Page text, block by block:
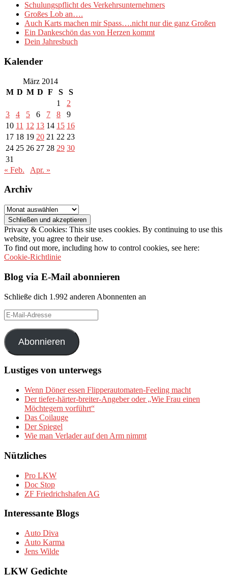
Schulungspflicht des Verkehrsunternehmers
Großes Lob an….
Auch Karts machen mir Spass….nicht nur die ganz Großen
Ein Dankeschön das von Herzen kommt
Dein Jahresbuch
Kalender
März 2014
M D M D F S
S
1
2
3
4 5 6 7 8
9
10 11 12 13 14 15 16
17 18 19 20 21 22 23
24 25 26 27 28 29 30
31
« Feb.
Apr. »
Archiv
Archiv
Privacy & Cookies: This site uses cookies. By continuing to use this
website, you agree to their use.
To find out more, including how to control cookies, see here:
Cookie-Richtlinie
Blog via E-Mail abonnieren
Schließe dich 1.992 anderen Abonnenten an
E-
Mail-
Adresse
Abonnieren
Lustiges von unterwegs
Wenn Döner essen Flipperautomaten-Feeling macht
Der tiefer-härter-breiter-Angeber oder „Wie Frau einen
Möchtegern vorführt“
Das Coilauge
Der Spiegel
Wie man Verlader auf den Arm nimmt
Nützliches
Pro LKW
Doc Stop
ZF Friedrichshafen AG
Interessante Blogs
Auto Diva
Auto Karma
Jens Wilde
LKW Gedichte